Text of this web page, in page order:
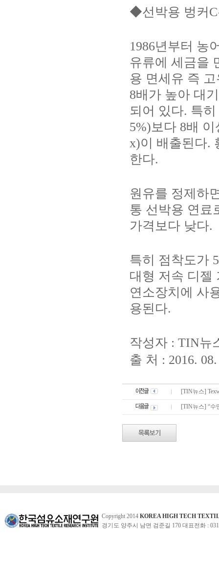
◆선박용 벙커 C
1986년부터 농
유류에 세금을
용 면세유 즉
8배가 높아 대
되어 있다. 특
5%)보다 8배 이
x)이 배출된다.
한다.
원유를 정제하
통 선박용 연료
가격보다 낮다.
특히 점착도가
대형 저속 디젤
연소장치에 사
용된다.
작성자 : TIN뉴
출 처 : 2016.
[TIN뉴스]
[TIN뉴스] “수
Copyright 2014 KOREA HIGH TECH
경기도 양주시 남면 검준길 170 대표전화 :